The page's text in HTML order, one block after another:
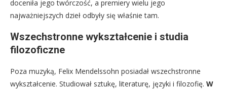
doceniła jego twórczość, a premiery wielu jego
najważniejszych dzieł odbyły się właśnie tam.
Wszechstronne wykształcenie i studia
filozoficzne
Poza muzyką, Felix Mendelssohn posiadał wszechstronne
wykształcenie. Studiował sztukę, literaturę, języki i filozofię. W